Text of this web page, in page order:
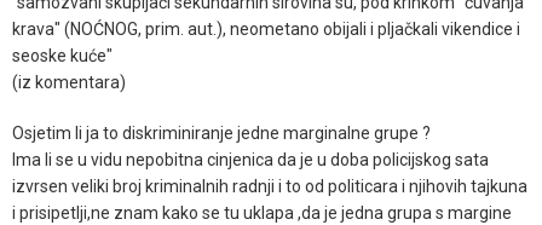
krava" (NOĆNOG, prim. aut.), neometano obijali i pljačkali vikendice i
seoske kuće"
(iz komentara)
Osjetim li ja to diskriminiranje jedne marginalne grupe ?
Ima li se u vidu nepobitna cinjenica da je u doba policijskog sata
izvrsen veliki broj kriminalnih radnji i to od politicara i njihovih tajkuna
i prisipetlji,ne znam kako se tu uklapa ,da je jedna grupa s margine